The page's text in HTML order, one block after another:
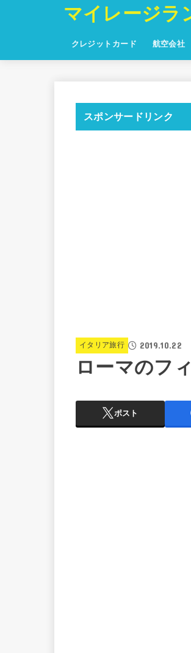
マイレージラ
クレジットカード 航空会社
スポンサードリンク
イタリア旅行 2019.10.22
ローマのフ
ポスト